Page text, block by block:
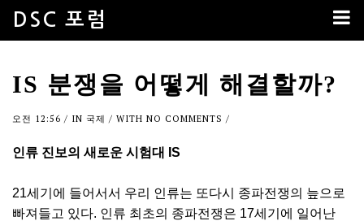
DSC 포럼
IS 분쟁을 어떻게 해결할까?
오전 12:56 / IN 국제 / WITH NO COMMENTS /
인류 진보의 새로운 시험대 IS
21세기에 들어서서 우리 인류는 또다시 종파전쟁의 늪으로
빠져들고 있다. 인류 최초의 종파전쟁은 17세기에 일어난